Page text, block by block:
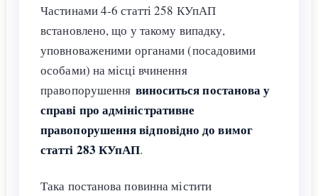
Частинами 4-6 статті 258 КУпАП
встановлено, що у такому випадку,
уповноваженими органами (посадовими
особами) на місці вчинення
правопорушення виноситься постанова у
справі про адміністративне
правопорушення відповідно до вимог
статті 283 КУпАП.
Така постанова повинна містити